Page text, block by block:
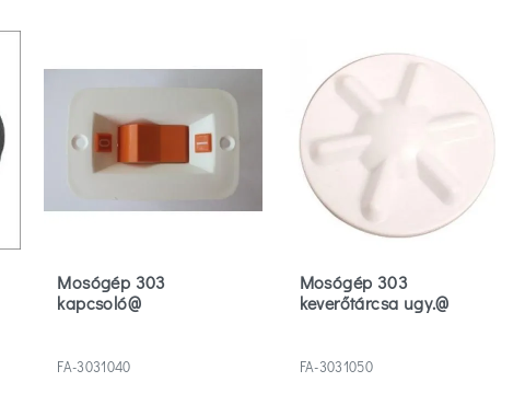
Mosógép 303
kapcsoló@
FA-3031040
Mosógép 303
keverőtárcsa ugy.@
FA-3031050